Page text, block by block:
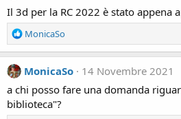
Il 3d per la RC 2022 è stato appena
R
e
a
c
i
o
MonicaSo
MonicaSo
14 Novembre 2021
a chi posso fare una domanda
biblioteca"?